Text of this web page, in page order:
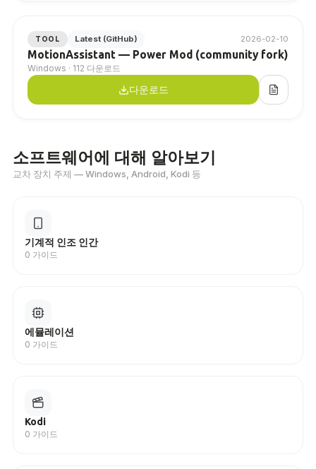
TOOL Latest (GitHub) 2026-02-10
MotionAssistant — Power Mod (community fork)
Windows · 112 다운로드
다운로드
소프트웨어에 대해 알아보기
교차 장치 주제 — Windows, Android, Kodi 등
기계적 인조 인간
0 가이드
에뮬레이션
0 가이드
Kodi
0 가이드